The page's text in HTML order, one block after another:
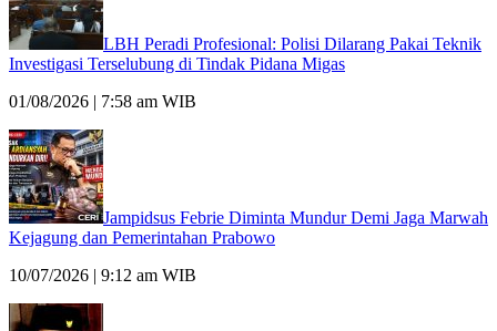
LBH Peradi Profesional: Polisi Dilarang Pakai Teknik
Investigasi Terselubung di Tindak Pidana Migas
01/08/2026 | 7:58 am WIB
Jampidsus Febrie Diminta Mundur Demi Jaga Marwah
Kejagung dan Pemerintahan Prabowo
10/07/2026 | 9:12 am WIB